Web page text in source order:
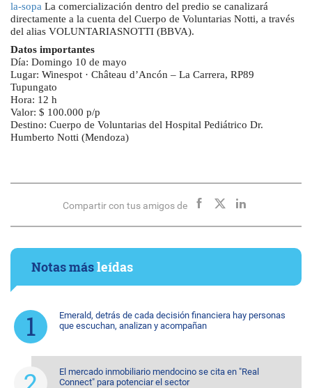
la-sopa La comercialización dentro del predio se canalizará
directamente a la cuenta del Cuerpo de Voluntarias Notti, a través
del alias VOLUNTARIASNOTTI (BBVA).
Datos importantes
Día: Domingo 10 de mayo
Lugar: Winespot · Château d’Ancón – La Carrera, RP89
Tupungato
Hora: 12 h
Valor: $ 100.000 p/p
Destino: Cuerpo de Voluntarias del Hospital Pediátrico Dr.
Humberto Notti (Mendoza)
Compartir con tus amigos de
Notas másleídas
Emerald, detrás de cada decisión financiera hay personas
que escuchan, analizan y acompañan
El mercado inmobiliario mendocino se cita en "Real
Connect" para potenciar el sector